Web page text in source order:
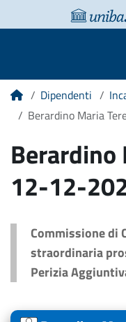
HomeDipendenti
Berardino Maria
Berardino
12-12-
Commissione di
straordinaria
Perizia